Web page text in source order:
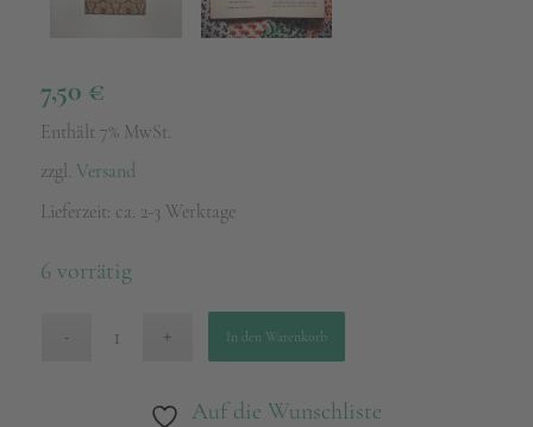
7,50 €
Enthält 7% MwSt.
zzgl. Versand
Lieferzeit: ca. 2-3 Werktage
6 vorrätig
In den Warenkorb
Auf die Wunschliste